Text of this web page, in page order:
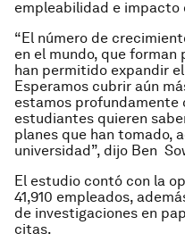
empleabilidad e impacto
“El número de
en el mundo, que
han permitido expandir
Esperamos cubrir aún
estamos profundamente
estudiantes quieren
planes que han tomado,
universidad”, dijo Ben
El estudio contó con la
41,910 empleados,
de investigaciones en
citas.